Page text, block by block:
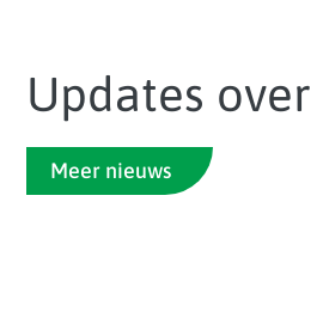
Updates over
Meer nieuws